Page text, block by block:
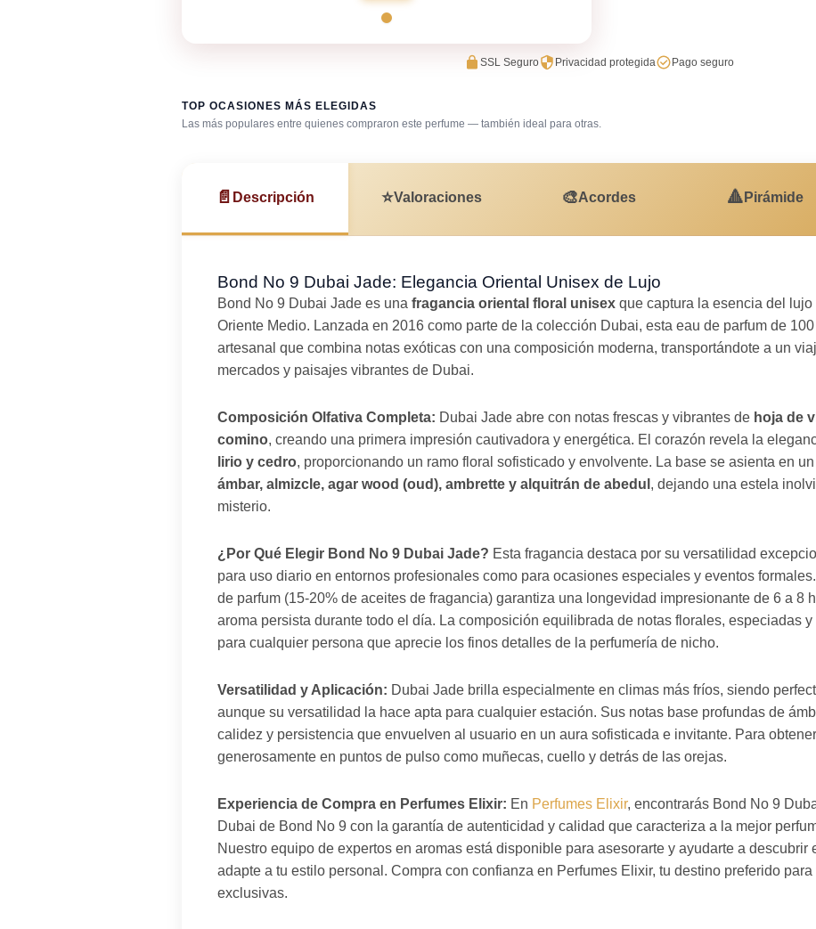
SSL Seguro Privacidad protegida Pago seguro
TOP OCASIONES MÁS ELEGIDAS
Las más populares entre quienes compraron este perfume — también ideal para otras.
Fragancia de firma Gala / cena de gala
📄 Descripción ⭐Valoraciones 🎨Acordes 🔺 Pirámide
Bond No 9 Dubai Jade: Elegancia Oriental Unisex de Lujo
Bond No 9 Dubai Jade es una fragancia oriental floral unisex que captura la esencia del
Oriente Medio. Lanzada en 2016 como parte de la colección Dubai, esta eau de parfum de
artesanal que combina notas exóticas con una composición moderna, transportándote a un
mercados y paisajes vibrantes de Dubai.
Composición Olfativa Completa: Dubai Jade abre con notas frescas y vibrantes de hoja de
comino, creando una primera impresión cautivadora y energética. El corazón revela la
lirio y cedro, proporcionando un ramo floral sofisticado y envolvente. La base se asienta en
ámbar, almizcle, agar wood (oud), ambrette y alquitrán de abedul , dejando una estela
misterio.
¿Por Qué Elegir Bond No 9 Dubai Jade? Esta fragancia destaca por su versatilidad
para uso diario en entornos profesionales como para ocasiones especiales y eventos
de parfum (15-20% de aceites de fragancia) garantiza una longevidad impresionante de 6 a 8
aroma persista durante todo el día. La composición equilibrada de notas florales, especiadas y
para cualquier persona que aprecie los finos detalles de la perfumería de nicho.
Versatilidad y Aplicación: Dubai Jade brilla especialmente en climas más fríos, siendo
aunque su versatilidad la hace apta para cualquier estación. Sus notas base profundas de
calidez y persistencia que envuelven al usuario en un aura sofisticada e invitante. Para
generosamente en puntos de pulso como muñecas, cuello y detrás de las orejas.
Experiencia de Compra en Perfumes Elixir: En Perfumes Elixir, encontrarás Bond No 9
Dubai de Bond No 9 con la garantía de autenticidad y calidad que caracteriza a la mejor
Nuestro equipo de expertos en aromas está disponible para asesorarte y ayudarte a descubrir
adapte a tu estilo personal. Compra con confianza en Perfumes Elixir, tu destino preferido
exclusivas.